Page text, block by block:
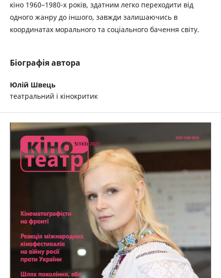
кіно 1960–1980-х років, здатним легко переходити від
одного жанру до іншого, завжди залишаючись в
координатах морального та соціального бачення світу.
Біографія автора
Юлій Швець
театральний і кінокритик